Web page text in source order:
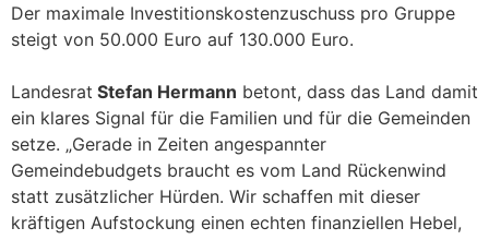
Der maximale Investitionskostenzuschuss pro Gruppe
steigt von 50.000 Euro auf 130.000 Euro.
Landesrat Stefan Hermann betont, dass das Land damit
ein klares Signal für die Familien und für die Gemeinden
setze. „Gerade in Zeiten angespannter
Gemeindebudgets braucht es vom Land Rückenwind
statt zusätzlicher Hürden. Wir schaffen mit dieser
kräftigen Aufstockung einen echten finanziellen Hebel,